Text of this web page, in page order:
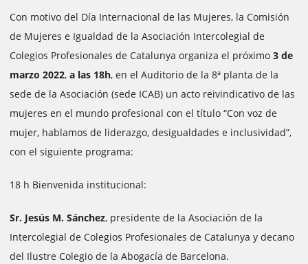
Con motivo del Día Internacional de las Mujeres, la Comisión
de Mujeres e Igualdad de la Asociación Intercolegial de
Colegios Profesionales de Catalunya organiza el próximo 3 de
marzo 2022, a las 18h, en el Auditorio de la 8ª planta de la
sede de la Asociación (sede ICAB) un acto reivindicativo de las
mujeres en el mundo profesional con el título “Con voz de
mujer, hablamos de liderazgo, desigualdades e inclusividad”,
con el siguiente programa:
18 h Bienvenida institucional:
Sr. Jesús M. Sánchez, presidente de la Asociación de la
Intercolegial de Colegios Profesionales de Catalunya y decano
del Ilustre Colegio de la Abogacía de Barcelona.